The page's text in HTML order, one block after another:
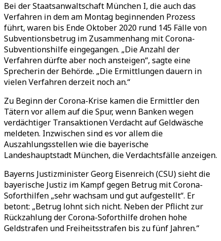
Bei der Staatsanwaltschaft München I, die auch das
Verfahren in dem am Montag beginnenden Prozess
führt, waren bis Ende Oktober 2020 rund 145 Fälle von
Subventionsbetrug im Zusammenhang mit Corona-
Subventionshilfe eingegangen. „Die Anzahl der
Verfahren dürfte aber noch ansteigen“, sagte eine
Sprecherin der Behörde. „Die Ermittlungen dauern in
vielen Verfahren derzeit noch an.“
Zu Beginn der Corona-Krise kamen die Ermittler den
Tätern vor allem auf die Spur, wenn Banken wegen
verdächtiger Transaktionen Verdacht auf Geldwäsche
meldeten. Inzwischen sind es vor allem die
Auszahlungsstellen wie die bayerische
Landeshauptstadt München, die Verdachtsfälle anzeigen.
Bayerns Justizminister Georg Eisenreich (CSU) sieht die
bayerische Justiz im Kampf gegen Betrug mit Corona-
Soforthilfen „sehr wachsam und gut aufgestellt“. Er
betont: „Betrug lohnt sich nicht. Neben der Pflicht zur
Rückzahlung der Corona-Soforthilfe drohen hohe
Geldstrafen und Freiheitsstrafen bis zu fünf Jahren.“